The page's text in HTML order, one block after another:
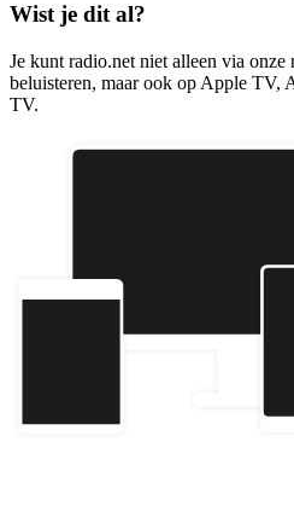
Wist je dit al?
Je kunt radio.net niet alleen via onze
beluisteren, maar ook op Apple TV,
TV.